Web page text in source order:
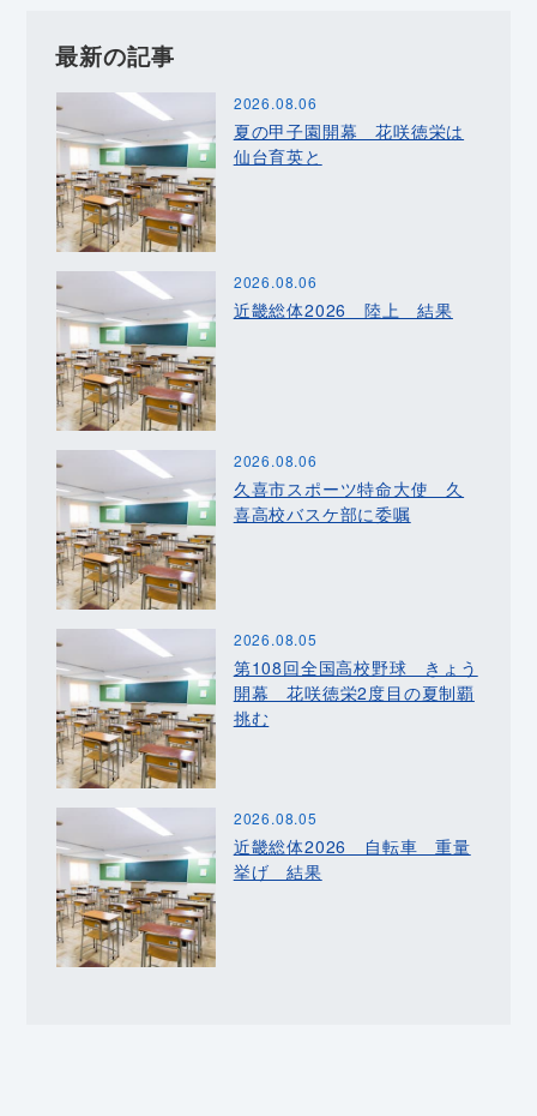
最新の記事
2026.08.06
夏の甲子園開幕 花咲徳栄は
仙台育英と
2026.08.06
近畿総体2026 陸上 結果
2026.08.06
久喜市スポーツ特命大使 久
喜高校バスケ部に委嘱
2026.08.05
第108回全国高校野球 きょう
開幕 花咲徳栄2度目の夏制覇
挑む
2026.08.05
近畿総体2026 自転車 重量
挙げ 結果